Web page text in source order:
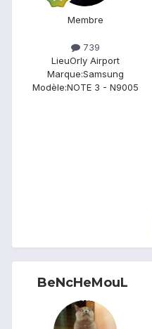
Membre
739
LieuOrly Airport
Marque:Samsung
Modèle:NOTE 3 - N9005
BeNcHeMouL